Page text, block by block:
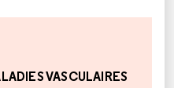
VASCULAIRES